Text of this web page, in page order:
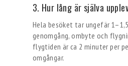
3. Hur lång är själva
Hela besöket tar ungefär
genomgång, ombyte och
flygtiden är ca 2 minuter per
omgångar.